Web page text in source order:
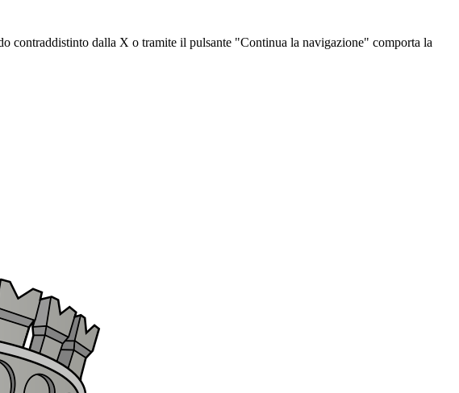
contraddistinto dalla X o tramite il pulsante "Continua la navigazione" comporta la